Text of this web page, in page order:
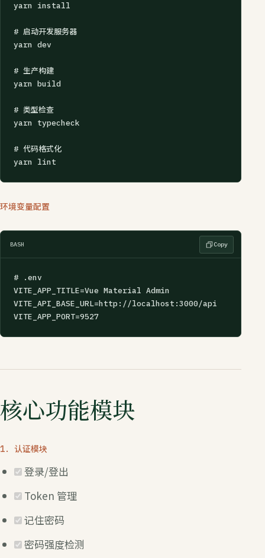
yarn install
# 启动开发服务器
yarn dev
# 生产构建
yarn build
# 类型检查
yarn typecheck
# 代码格式化
yarn lint
环境变量配置
BASH Copy
# .env
VITE_APP_TITLE=Vue Material Admin
VITE_API_BASE_URL=http://localhost:3000/api
VITE_APP_PORT=9527
核心功能模块
1. 认证模块
登录/登出
Token 管理
记住密码
密码强度检测